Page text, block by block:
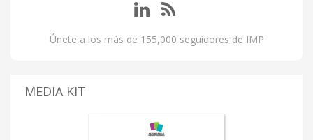
Únete a los más de 155,000 seguidores de IMP
MEDIA KIT